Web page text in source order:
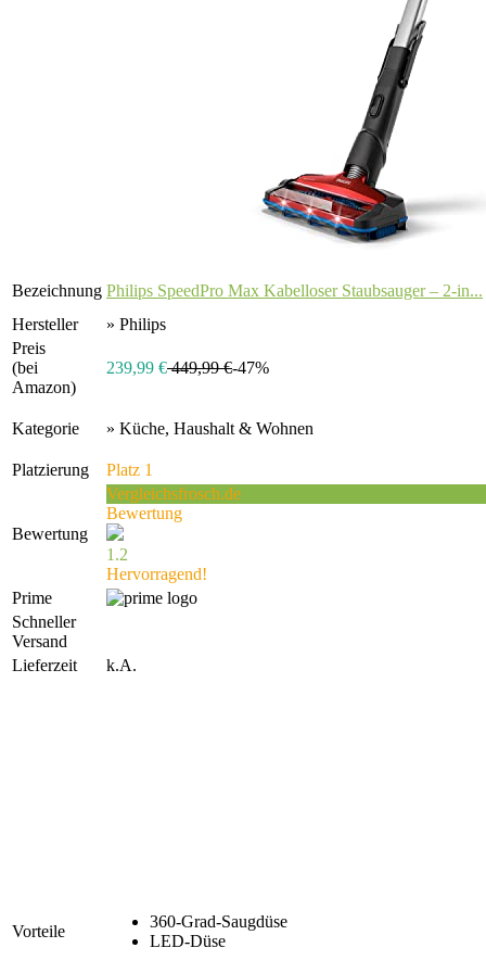
Bezeichnung Philips SpeedPro Max Kabelloser Staubsauger – 2-in...
Hersteller
» Philips
Preis
(bei
Amazon)
239,99 €449,99 €-47%
Kategorie » Küche, Haushalt & Wohnen
Platzierung Platz 1
Bewertung
Vergleichsfrosch.de
Bewertung
1.2
Hervorragend!
Prime
Schneller
Versand
Lieferzeit
k.A.
Vorteile
360-Grad-Saugdüse
LED-Düse